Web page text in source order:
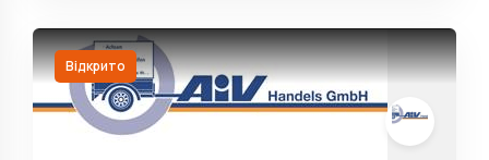
Відкрито